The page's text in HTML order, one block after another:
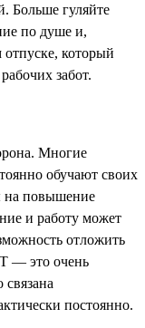
Больше гуляйте
по душе и,
который
забот.
Многие
обучают своих
на повышение
и работу может
отложить
— это очень
связана
постоянно.